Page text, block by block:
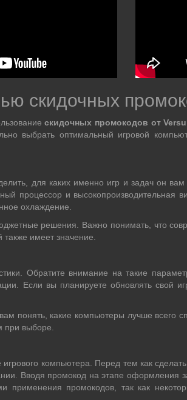
скидочных
скидочных промокодов от
выбрать оптимальный игровой
для каких именно игр и задач он
и высокопроизводительная
охлаждение.
решения. Важно понимать, что
имеет значение.
Обратите внимание на такие
Если вы планируете обновлять свой
понять, какие компьютеры лучше
при выборе.
компьютера. Перед тем как сделать
Вводя промокод на этапе оформления
промокодов, так как